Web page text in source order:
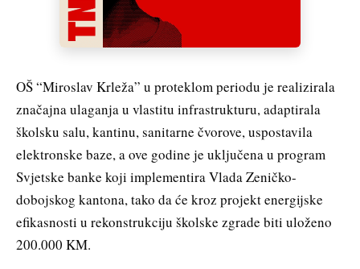
OŠ “Miroslav Krleža” u proteklom periodu je realizirala
značajna ulaganja u vlastitu infrastrukturu, adaptirala
školsku salu, kantinu, sanitarne čvorove, uspostavila
elektronske baze, a ove godine je uključena u program
Svjetske banke koji implementira Vlada Zeničko-
dobojskog kantona, tako da će kroz projekt energijske
efikasnosti u rekonstrukciju školske zgrade biti uloženo
200.000 KM.